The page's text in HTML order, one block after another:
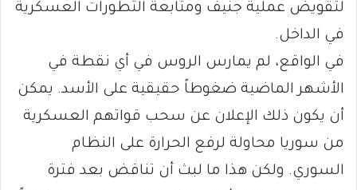
لتقويض عملية جنيف ومتابعة التطورات العسكرية
في الداخل.
في الواقع، لم يمارس الروس في أي نقطة في
الأشهر الماضية ضغوطاً حقيقية على الأسد. يمكن
أن يكون ذلك الإعلان عن سحب قواتهم العسكرية
من سوريا محاولة لرفع الحرارة على النظام
السوري. ولكن هذا ما لبث أن تناقض بعد فترة